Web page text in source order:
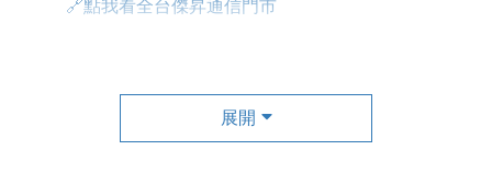
🔗點我看全台傑昇通信門市
傑昇尊榮會員除了可以「消費集點兌換商品」，每半
年還有「200元配件購物金」，每年再送「VIP生日
展開